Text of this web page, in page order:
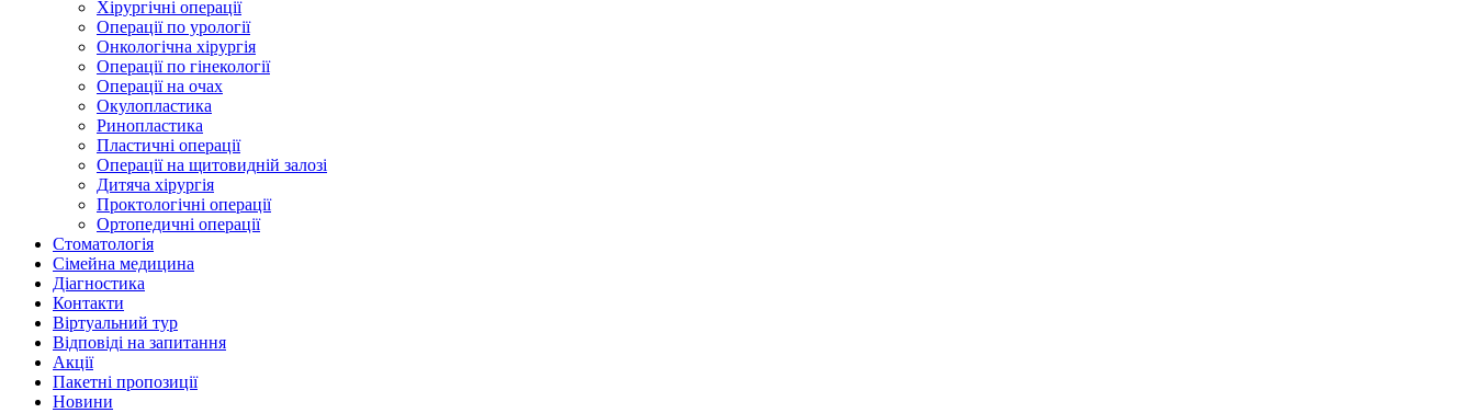
Хірургічні операції
Операції по урології
Онкологічна хірургія
Операції по гінекології
Операції на очах
Окулопластика
Ринопластика
Пластичні операції
Операції на щитовидній залозі
Дитяча хірургія
Проктологічні операції
Ортопедичні операції
Стоматологія
Сімейна медицина
Діагностика
Контакти
Віртуальний тур
Відповіді на запитання
Акції
Пакетні пропозиції
Новини